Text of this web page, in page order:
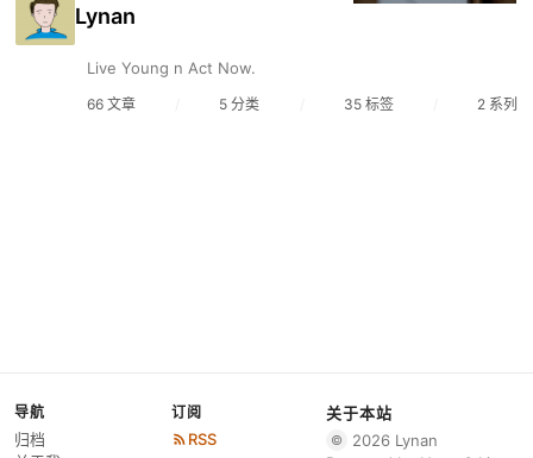
Lynan
Live Young n Act Now.
66 文章 5 分类 35 标签 2 系列
导航
归档
订阅
RSS
关于本站
©
2026 Lynan